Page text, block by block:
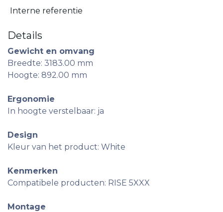
Interne referentie
Details
Gewicht en omvang
Breedte: 3183.00 mm
Hoogte: 892.00 mm
Ergonomie
In hoogte verstelbaar: ja
Design
Kleur van het product: White
Kenmerken
Compatibele producten: RISE 5XXX
Montage